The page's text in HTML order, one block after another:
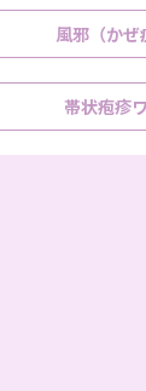
風邪（かぜ
帯状疱疹